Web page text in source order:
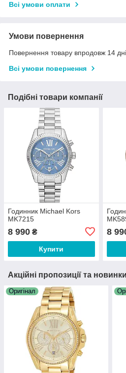
Всі умови оплати
Умови повернення
Повернення товару впродовж 14
Всі умови повернення
Подібні товари компанії
Годинник Michael Kors
MK7215
8 990 ₴
Купити
8
Акційні пропозиції та новинки
Оригінал